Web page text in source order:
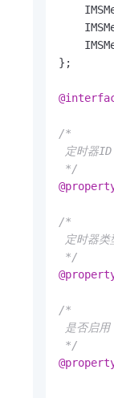
};
/*
定时器ID
*/
/*
定时器类
*/
/*
是否启
*/